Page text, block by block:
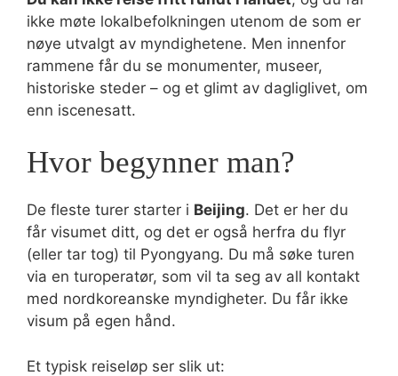
ikke møte lokalbefolkningen utenom de som er
nøye utvalgt av myndighetene. Men innenfor
rammene får du se monumenter, museer,
historiske steder – og et glimt av dagliglivet, om
enn iscenesatt.
Hvor begynner man?
De fleste turer starter i Beijing. Det er her du
får visumet ditt, og det er også herfra du flyr
(eller tar tog) til Pyongyang. Du må søke turen
via en turoperatør, som vil ta seg av all kontakt
med nordkoreanske myndigheter. Du får ikke
visum på egen hånd.
Et typisk reiseløp ser slik ut: